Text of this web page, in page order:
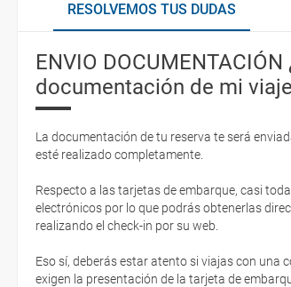
RESOLVEMOS TUS DUDAS
ENVIO
documentación de mi
La documentación de tu reserva te será
esté realizado completamente.
Respecto a las tarjetas de embarque, casi
electrónicos por lo que podrás obtenerlas
realizando el check-in por su web.
Eso sí, deberás estar atento si viajas con una
exigen la presentación de la tarjeta de